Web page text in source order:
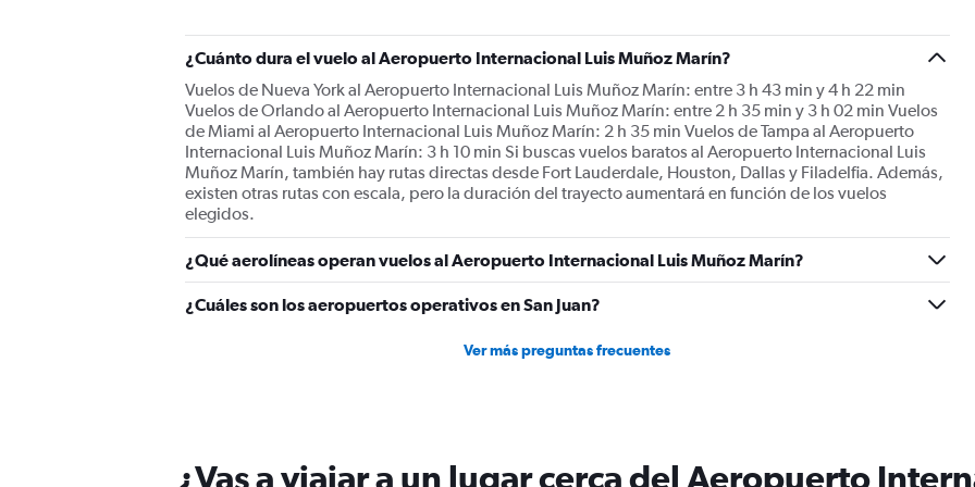
¿Cuánto dura el vuelo al Aeropuerto Internacional Luis Muñoz Marín?
Vuelos de Nueva York al Aeropuerto Internacional Luis Muñoz Marín: entre 3 h 43 min y 4 h 22 min
Vuelos de Orlando al Aeropuerto Internacional Luis Muñoz Marín: entre 2 h 35 min y 3 h 02 min Vuelos
de Miami al Aeropuerto Internacional Luis Muñoz Marín: 2 h 35 min Vuelos de Tampa al Aeropuerto
Internacional Luis Muñoz Marín: 3 h 10 min Si buscas vuelos baratos al Aeropuerto Internacional Luis
Muñoz Marín, también hay rutas directas desde Fort Lauderdale, Houston, Dallas y Filadelfia. Además,
existen otras rutas con escala, pero la duración del trayecto aumentará en función de los vuelos
elegidos.
¿Qué aerolíneas operan vuelos al Aeropuerto Internacional Luis Muñoz Marín?
¿Cuáles son los aeropuertos operativos en San Juan?
Ver más preguntas frecuentes
¿Vas a viajar a un lugar cerca del Aeropuerto